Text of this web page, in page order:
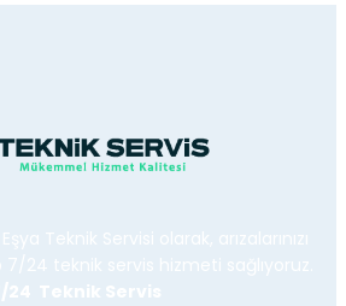
Teknik Servisi olarak, arızalarınızı
24 teknik servis hizmeti sağlıyoruz.
24 Teknik Servis